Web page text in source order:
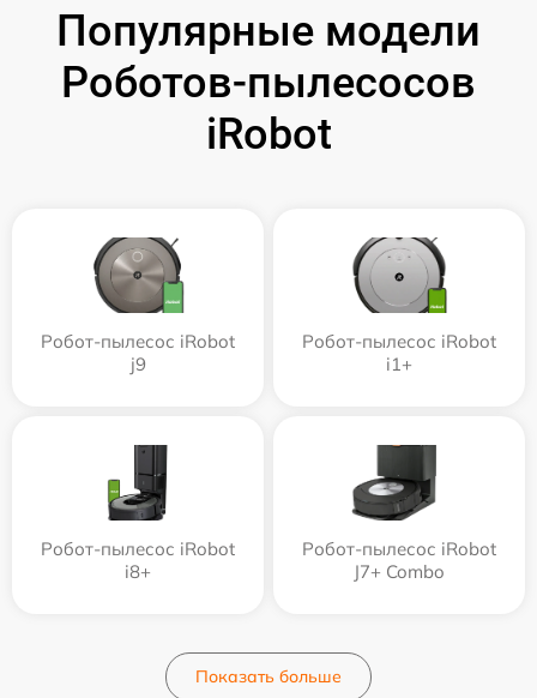
Популярные модели
Роботов-пылесосов
iRobot
Робот-пылесос iRobot
j9
Робот-пылесос iRobot
i1+
Робот-пылесос iRobot
i8+
Робот-пылесос iRobot
J7+ Combo
Показать больше